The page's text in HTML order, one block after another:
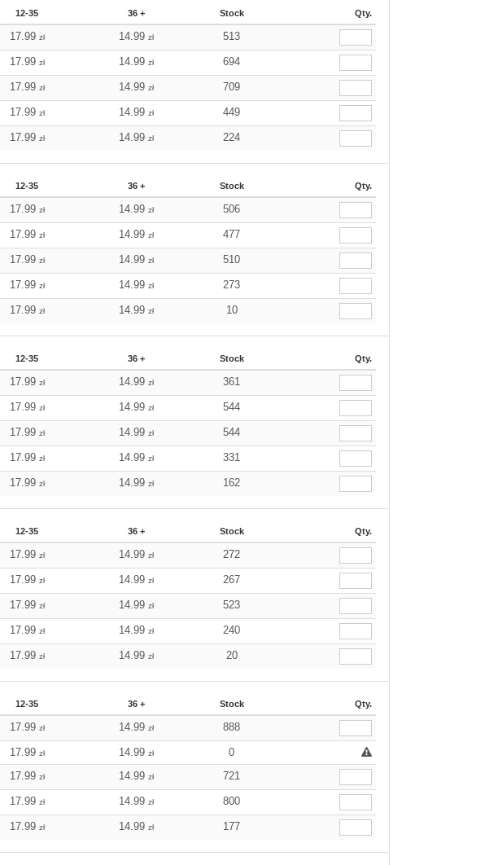
12-35 36 + Stock Qty.
17.99 zł 14.99 zł 513
17.99 zł 14.99 zł 694
17.99 zł 14.99 zł 709
17.99 zł 14.99 zł 449
17.99 zł 14.99 zł 224
12-35 36 + Stock Qty.
17.99 zł 14.99 zł 506
17.99 zł 14.99 zł 477
17.99 zł 14.99 zł 510
17.99 zł 14.99 zł 273
17.99 zł 14.99 zł 10
12-35 36 + Stock Qty.
17.99 zł 14.99 zł 361
17.99 zł 14.99 zł 544
17.99 zł 14.99 zł 544
17.99 zł 14.99 zł 331
17.99 zł 14.99 zł 162
12-35 36 + Stock Qty.
17.99 zł 14.99 zł 272
17.99 zł 14.99 zł 267
17.99 zł 14.99 zł 523
17.99 zł 14.99 zł 240
17.99 zł 14.99 zł 20
12-35 36 + Stock Qty.
17.99 zł 14.99 zł 888
17.99 zł 14.99 zł
0
17.99 zł 14.99 zł 721
17.99 zł 14.99 zł 800
17.99 zł 14.99 zł 177